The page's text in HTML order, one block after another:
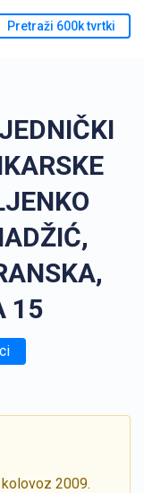
Pretraži 600k tvrtki
15
2009.